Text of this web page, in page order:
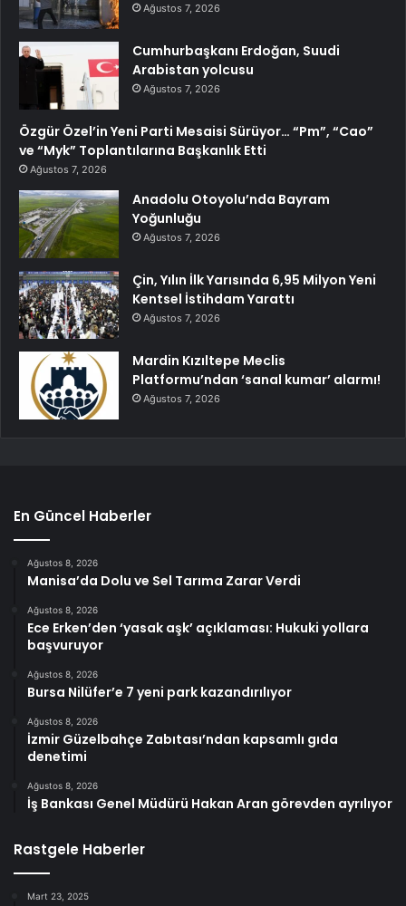
Ağustos 7, 2026
Cumhurbaşkanı Erdoğan, Suudi
Arabistan yolcusu
Ağustos 7, 2026
Özgür Özel’in Yeni Parti Mesaisi Sürüyor… “Pm”, “Cao”
ve “Myk” Toplantılarına Başkanlık Etti
Ağustos 7, 2026
Anadolu Otoyolu’nda Bayram
Yoğunluğu
Ağustos 7, 2026
Çin, Yılın İlk Yarısında 6,95 Milyon Yeni
Kentsel İstihdam Yarattı
Ağustos 7, 2026
Mardin Kızıltepe Meclis
Platformu’ndan ‘sanal kumar’ alarmı!
Ağustos 7, 2026
En Güncel Haberler
Ağustos 8, 2026
Manisa’da Dolu ve Sel Tarıma Zarar Verdi
Ağustos 8, 2026
Ece Erken’den ‘yasak aşk’ açıklaması: Hukuki yollara
başvuruyor
Ağustos 8, 2026
Bursa Nilüfer’e 7 yeni park kazandırılıyor
Ağustos 8, 2026
İzmir Güzelbahçe Zabıtası’ndan kapsamlı gıda
denetimi
Ağustos 8, 2026
İş Bankası Genel Müdürü Hakan Aran görevden ayrılıyor
Rastgele Haberler
Mart 23, 2025